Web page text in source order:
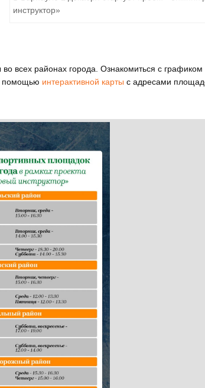
инструктор»
всех районах города. Ознакомиться с
помощью интерактивной карты с адресами